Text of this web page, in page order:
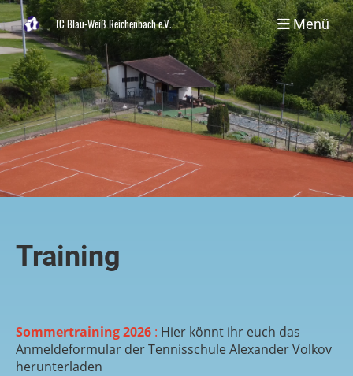
TC Blau-Weiß Reichenbach e.V. Menü
Training
Sommertraining 2026 : Hier könnt ihr euch das
Anmeldeformular der Tennisschule Alexander Volkov
herunterladen